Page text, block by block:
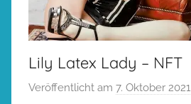
Lily Latex Lady – NFT
Veröffentlicht am 7. Oktober 2021